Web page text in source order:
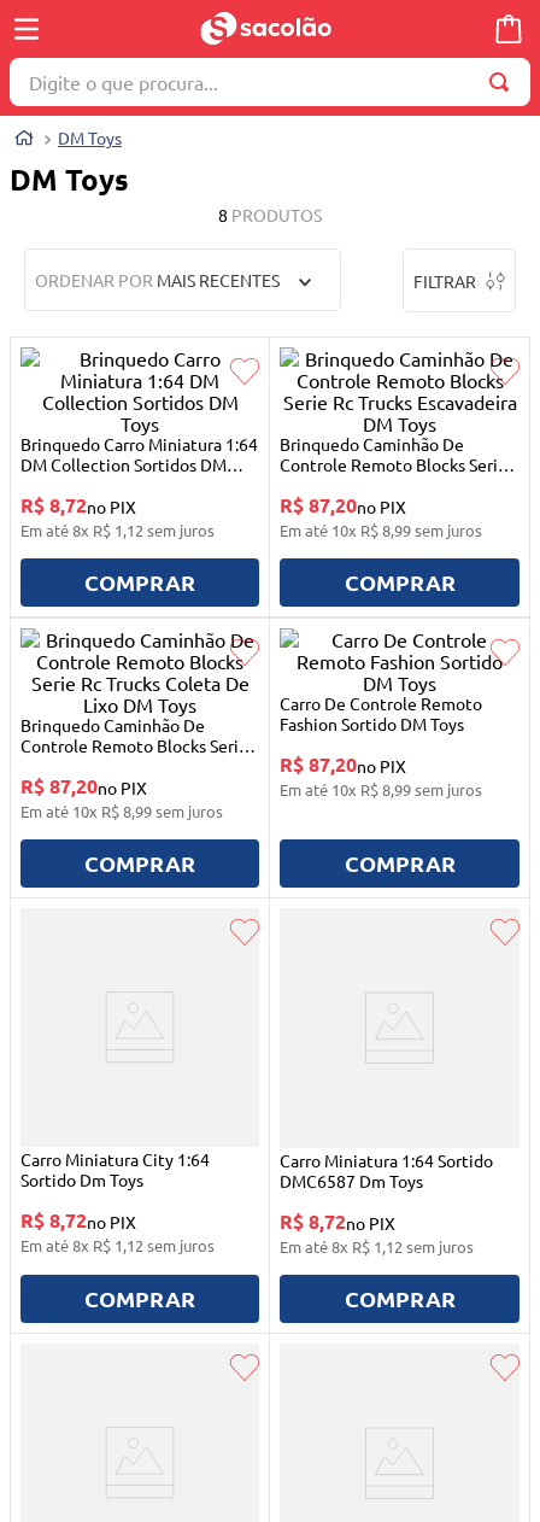
Digite o que procura...
DM Toys
DM Toys
8 PRODUTOS
ORDENAR POR MAIS RECENTES FILTRAR
Brinquedo Carro Miniatura 1:64
DM Collection Sortidos DM
R$ 8,72no PIX
Em até8x R$ 1,12 sem juros
COMPRAR
Brinquedo Caminhão De
Controle Remoto Blocks Serie
R$ 87,20no PIX
Em até 10x R$8,99sem juros
COMPRAR
Brinquedo Caminhão De
Controle Remoto Blocks Serie
Toys
R$ 87,20no PIX
Em até 10x R$8,99sem juros
COMPRAR
Carro De Controle Remoto
Fashion Sortido DM Toys
R$ 87,20no PIX
Em até 10x R$8,99sem juros
COMPRAR
Carro Miniatura City 1:64
Sortido Dm Toys
R$ 8,72no PIX
Em até8x R$ 1,12 sem juros
COMPRAR
Carro Miniatura 1:64 Sortido
DMC6587 Dm Toys
R$ 8,72no PIX
Em até8x R$ 1,12 sem juros
COMPRAR
2º
brinquedo
3º
máquina costura
carrinho reversível
5º
cosmetico
º
toalha
8º
berco
9º
quadriciclo